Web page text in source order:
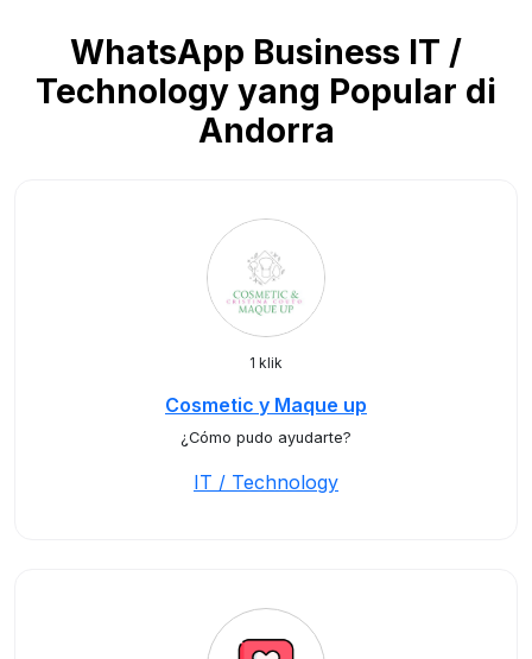
WhatsApp Business IT /
Technology yang Popular di
Andorra
1 klik
Cosmetic y Maque up
¿Cómo pudo ayudarte?
IT / Technology